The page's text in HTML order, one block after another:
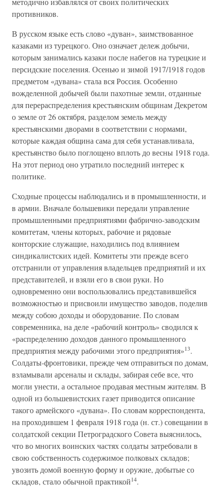
противников.
В русском языке есть слово «дуван», заимствованное
казаками из турецкого. Оно означает дележ добычи,
которым занимались казаки после набегов на турецкие и
персидские поселения. Осенью и зимой 1917/1918 годов
предметом «дувана» стала вся Россия. Особенно
вожделенной добычей были пахотные земли, отданные
для перераспределения крестьянским общинам Декретом
о земле от 26 октября, разделом земель между
крестьянскими дворами в соответствии с нормами,
которые каждая община сама для себя устанавливала,
крестьянство было поглощено вплоть до весны 1918 года.
На этот период оно утратило последний интерес к
политике.
Сходные процессы наблюдались и в промышленности, и
в армии. Вначале большевики передали управление
промышленными предприятиями фабрично-заводским
комитетам, члены которых, рабочие и рядовые
конторские служащие, находились под влиянием
синдикалистских идей. Комитеты эти прежде всего
отстранили от управления владельцев предприятий и их
представителей, и взяли его в свои руки. Но
одновременно они воспользовались представившейся
возможностью и присвоили имущество заводов, поделив
между собою доходы и оборудование. По словам
современника, на деле «рабочий контроль» сводился к
«распределению доходов данного промышленного
предприятия между рабочими этого предприятия»13.
Солдаты-фронтовики, прежде чем отправиться по домам,
взламывали арсеналы и склады, забирая себе все, что
могли унести, а остальное продавая местным жителям. В
одной из большевистских газет приводится описание
такого армейского «дувана». По словам корреспондента,
на проходившем 1 февраля 1918 года (н. ст.) совещании в
солдатской секции Петроградского Совета выяснилось,
что во многих воинских частях солдаты затребовали в
свою собственность содержимое полковых складов;
увозить домой военную форму и оружие, добытые со
складов, стало обычной практикой14.